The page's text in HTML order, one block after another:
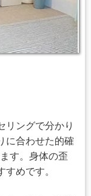
リングで分かり
に合わせた的確
す。身体の歪
めです。